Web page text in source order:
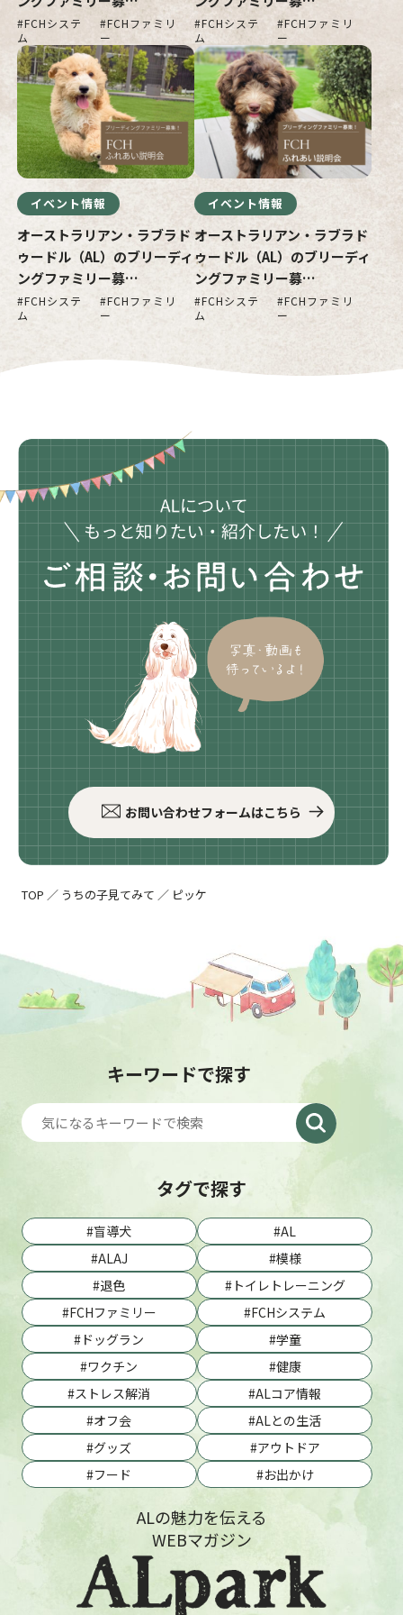
FCHシステ
ム
FCHファミリ
ー
FCHシステ
ム
FCHファミリ
ー
イベント情報
オーストラリアン・ラブラド
ゥードル（AL）のブリーディ
ングファミリー募…
FCHシステ
ム
FCHファミリ
ー
イベント情報
オーストラリアン・ラブラド
ゥードル（AL）のブリーディ
ングファミリー募…
FCHシステ
ム
FCHファミリ
ー
お問い合わせフォームはこちら
TOP ／ うちの子見てみて ／ ピッケ
キーワードで探す
タグで探す
盲導犬
AL
ALAJ
模様
退色
トイレトレーニング
FCHファミリー
FCHシステム
ドッグラン
学童
ワクチン
健康
ストレス解消
ALコア情報
オフ会
ALとの生活
グッズ
アウトドア
フード
お出かけ
ALの魅力を伝える
WEBマガジン